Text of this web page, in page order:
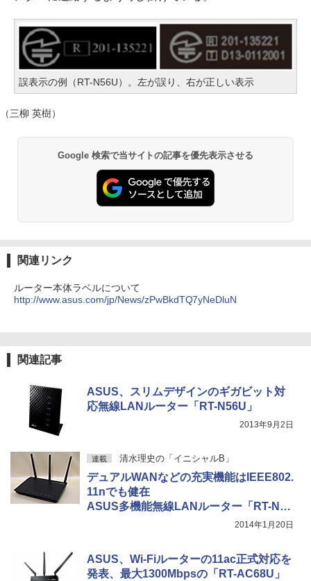
誤表示の例（RT-N56U）。左が誤り、右が正しい表示
（三柳 英樹）
Google 検索で当サイトの記事を優先表示させる
関連リンク
ルーター本体ラベルについて
http://www.asus.com/jp/News/zPwBkdTQ7yNeDluN
関連記事
ASUS、スリムデザインのギガビット対
応無線LANルーター「RT-N56U」
2013年9月2日
連載 清水理史の「イニシャルB」
デュアルWANなどの充実機能はIEEE802.
11nでも健在
ASUS多機能無線LANルーター「RT-N66
2014年1月20日
ASUS、Wi-Fiルーターの11ac正式対応を
発表、最大1300Mbpsの「RT-AC68U」